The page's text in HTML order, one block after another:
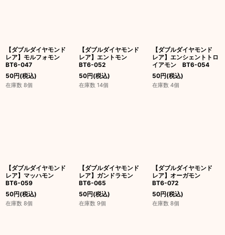
【ダブルダイヤモンド
レア】モルフォモン
BT6-047
50円(税込)
在庫数 8個
【ダブルダイヤモンド
レア】エントモン
BT6-052
50円(税込)
在庫数 14個
【ダブルダイヤモンド
レア】エンシェントトロ
イアモン BT6-054
50円(税込)
在庫数 4個
【ダブルダイヤモンド
レア】マッハモン
BT6-059
50円(税込)
在庫数 8個
【ダブルダイヤモンド
レア】ガンドラモン
BT6-065
50円(税込)
在庫数 9個
【ダブルダイヤモンド
レア】オーガモン
BT6-072
50円(税込)
在庫数 8個